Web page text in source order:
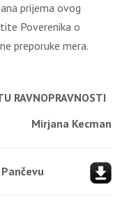
prijema ovog
Poverenika o
preporuke mera.
RAVNOPRAVNOSTI
Mirjana Kecman